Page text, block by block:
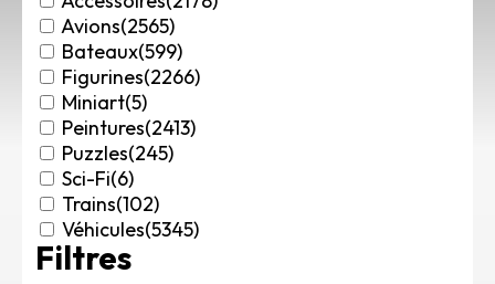
Rechercher des produits...
Mon panier 0
0,00€
Connexion / Inscription
Véhicules
Avions
Bateaux
Trains
Figurines
Avions(2565)
Bateaux(599)
Figurines(2266)
Miniart(5)
Peintures(2413)
Puzzles(245)
Sci-Fi(6)
Trains(102)
Véhicules(5345)
Filtres